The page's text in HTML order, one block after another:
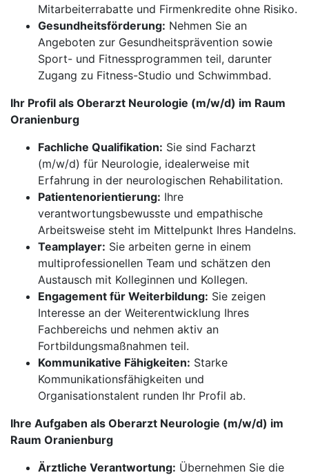
Mitarbeiterrabatte und Firmenkredite ohne Risiko.
Gesundheitsförderung: Nehmen Sie an
Angeboten zur Gesundheitsprävention sowie
Sport- und Fitnessprogrammen teil, darunter
Zugang zu Fitness-Studio und Schwimmbad.
Ihr Profil als Oberarzt Neurologie (m/w/d) im Raum
Oranienburg
Fachliche Qualifikation: Sie sind Facharzt
(m/w/d) für Neurologie, idealerweise mit
Erfahrung in der neurologischen Rehabilitation.
Patientenorientierung: Ihre
verantwortungsbewusste und empathische
Arbeitsweise steht im Mittelpunkt Ihres Handelns.
Teamplayer: Sie arbeiten gerne in einem
multiprofessionellen Team und schätzen den
Austausch mit Kolleginnen und Kollegen.
Engagement für Weiterbildung: Sie zeigen
Interesse an der Weiterentwicklung Ihres
Fachbereichs und nehmen aktiv an
Fortbildungsmaßnahmen teil.
Kommunikative Fähigkeiten: Starke
Kommunikationsfähigkeiten und
Organisationstalent runden Ihr Profil ab.
Ihre Aufgaben als Oberarzt Neurologie (m/w/d) im
Raum Oranienburg
Ärztliche Verantwortung: Übernehmen Sie die